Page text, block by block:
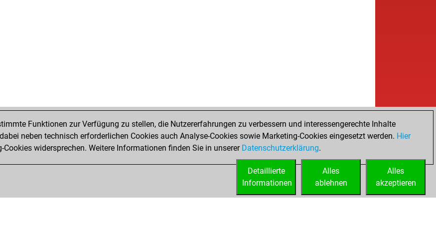
Funktionen zur Verfügung zu stellen, die Nutzererfahrungen zu verbessern und interessengerechte Inhalte
neben technisch erforderlichen Cookies auch Analyse-Cookies sowie Marketing-Cookies eingesetzt werden. Hier
widersprechen. Weitere Informationen finden Sie in unserer Datenschutzerklärung.
Alles
akzeptieren
Alles
ablehnen
Detaillierte
Informationen